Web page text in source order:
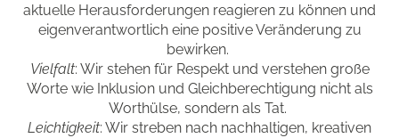
aktuelle Herausforderungen reagieren zu können und
eigenverantwortlich eine positive Veränderung zu
bewirken.
Vielfalt: Wir stehen für Respekt und verstehen große
Worte wie Inklusion und Gleichberechtigung nicht als
Worthülse, sondern als Tat.
Leichtigkeit: Wir streben nach nachhaltigen, kreativen